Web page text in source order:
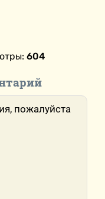
604
пожалуйста